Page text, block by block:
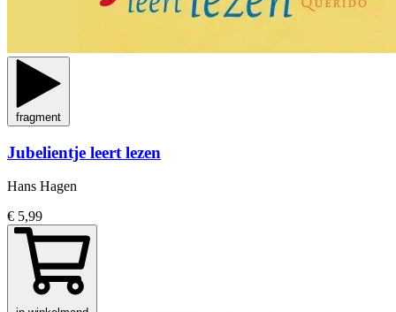
fragment
Jubelientje leert lezen
Hans Hagen
€ 5,99